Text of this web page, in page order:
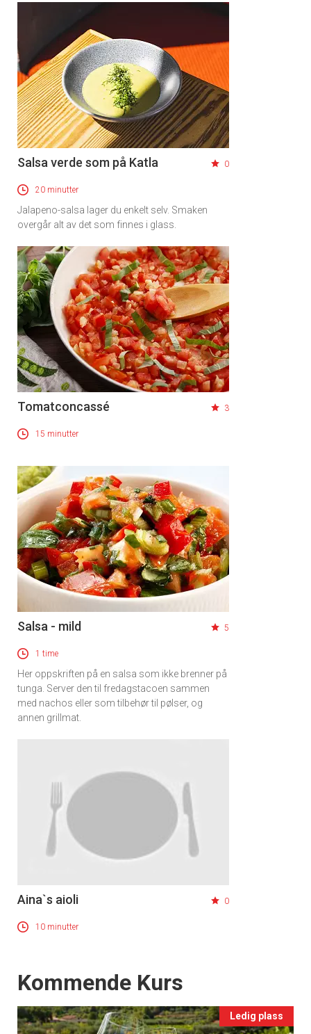
Salsa verde som på Katla 0
20 minutter
Jalapeno-salsa lager du enkelt selv. Smaken
overgår alt av det som finnes i glass.
Tomatconcassé 3
15 minutter
Salsa - mild 5
1 time
Her oppskriften på en salsa som ikke brenner på
tunga. Server den til fredagstacoen sammen
med nachos eller som tilbehør til pølser, og
annen grillmat.
Aina`s aioli 0
10 minutter
Events
Kommende Kurs
Ledig plass